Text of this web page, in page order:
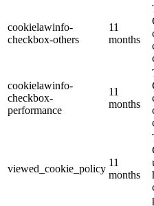
cookielawinfo-
checkbox-others
11
months
cookielawinfo-
checkbox-
performance
11
months
viewed_cookie_policy
11
months